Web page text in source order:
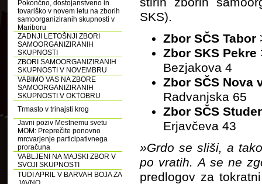
Pokončno, dostojanstveno in
tovariško v novem letu na zborih
samoorganiziranih skupnosti v
Mariboru
ZADNJI LETOŠNJI ZBORI
SAMOORGANIZIRANIH
SKUPNOSTI
ZBORI SAMOORGANIZIRANIH
SKUPNOSTI V NOVEMBRU
VABIMO VAS NA ZBORE
SAMOORGANIZIRANIH
SKUPNOSTI V OKTOBRU
Trmasto v trinajsti krog
Javni poziv Mestnemu svetu
MOM: Preprečite ponovno
mrcvarjenje participativnega
proračuna
VABLJENI NA MAJSKI ZBOR V
SVOJI SKUPNOSTI
TUDI APRIL V BARVAH BOJA ZA
SKS).
Zbor SČS Tabor
Zbor SKS Pekre
Bezjakova 4
Zbor SČS Nova
Radvanjska 65
Zbor SČS
Erjavčeva 43
»Grdo se sliši, a
po vratih. A se ne
predlogov za